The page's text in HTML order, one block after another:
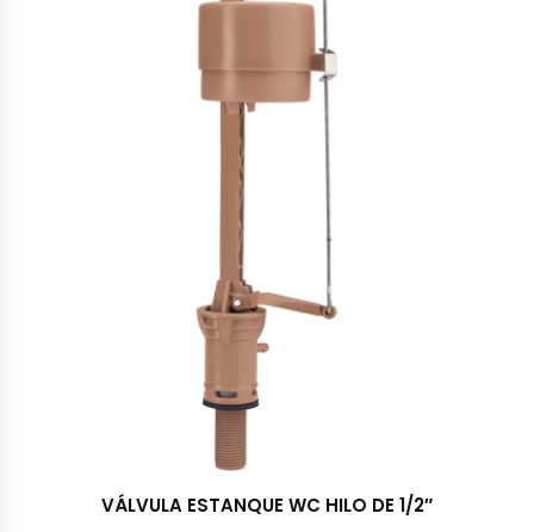
VÁLVULA ESTANQUE WC HILO DE 1/2″